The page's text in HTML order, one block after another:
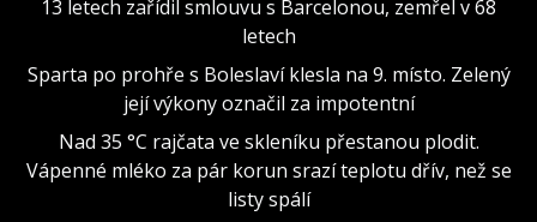
13 letech zařídil smlouvu s Barcelonou, zemřel v 68
letech
Sparta po prohře s Boleslaví klesla na 9. místo. Zelený
její výkony označil za impotentní
Nad 35 °C rajčata ve skleníku přestanou plodit.
Vápenné mléko za pár korun srazí teplotu dřív, než se
listy spálí